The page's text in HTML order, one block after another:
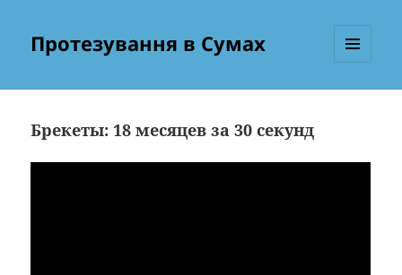
Протезування в Сумах
Брекеты: 18 месяцев за 30 секунд